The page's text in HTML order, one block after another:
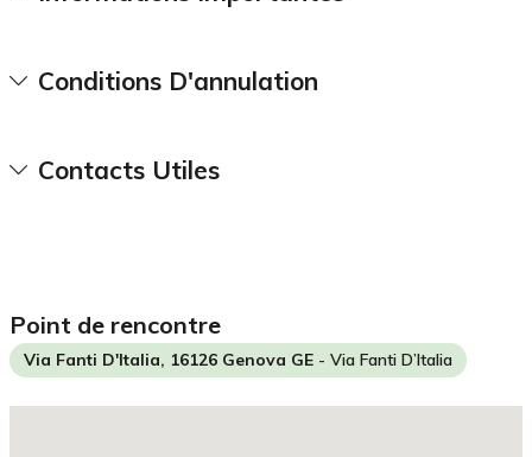
Conditions D'annulation
Contacts Utiles
point de rencontre
Via Fanti D'Italia, 16126 Genova GE - Via Fanti D’Italia